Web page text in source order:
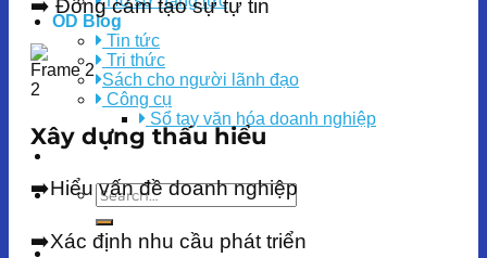
OD Blog
Tin tức
Tri thức
Sách cho người lãnh đạo
Công cụ
Sổ tay văn hóa doanh nghiệp
➡️ Đồng cảm tạo sự tự tin
Xây dựng thấu hiểu
➡️Hiểu vấn đề doanh nghiệp
➡️Xác định nhu cầu phát triển